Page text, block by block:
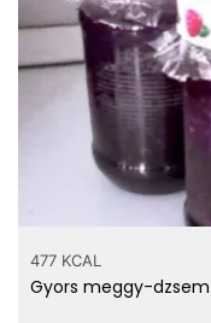
477 KCAL
Gyors meggy-